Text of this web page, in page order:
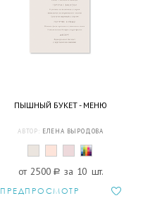
ПЫШНЫЙ БУКЕТ - МЕНЮ
АВТОР: ЕЛЕНА ВЫРОДОВА
от 2500 a за 10 шт.
ПРЕДПРОСМОТР